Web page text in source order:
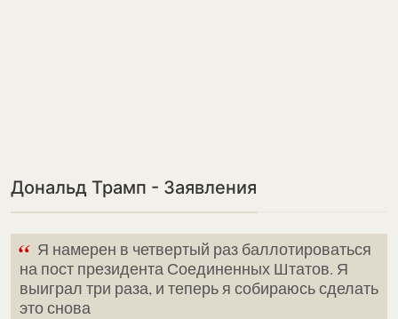
Дональд Трамп - Заявления
“ Я намерен в четвертый раз баллотироваться
на пост президента Соединенных Штатов. Я
выиграл три раза, и теперь я собираюсь сделать
это снова